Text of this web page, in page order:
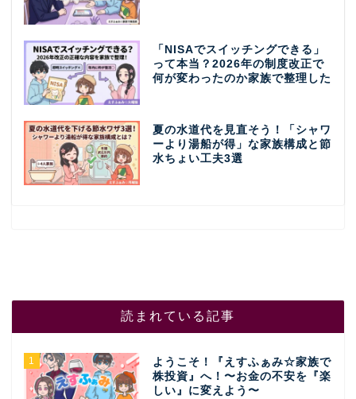
「NISAでスイッチングできる」
って本当？2026年の制度改正で
何が変わったのか家族で整理した
夏の水道代を見直そう！「シャワ
ーより湯船が得」な家族構成と節
水ちょい工夫3選
読まれている記事
1
ようこそ！『えすふぁみ☆家族で
株投資』へ！〜お金の不安を『楽
しい』に変えよう〜